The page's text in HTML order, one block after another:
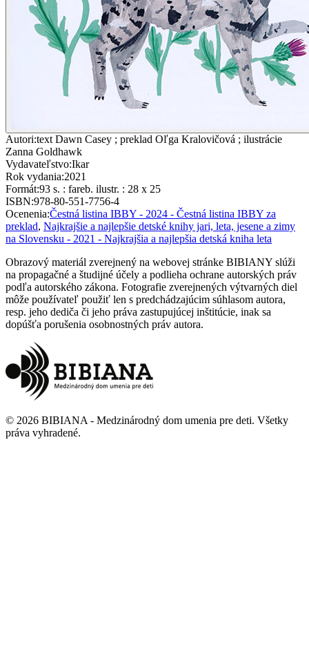
Autori:text Dawn Casey ; preklad Oľga Kralovičová ; ilustrácie
Zanna Goldhawk
Vydavateľstvo:Ikar
Rok vydania:2021
Formát:93 s. : fareb. ilustr. : 28 x 25
ISBN:978-80-551-7756-4
Ocenenia:Čestná listina IBBY - 2024 - Čestná listina IBBY za
preklad, Najkrajšie a najlepšie detské knihy jari, leta, jesene a zimy
na Slovensku - 2021 - Najkrajšia a najlepšia detská kniha leta
Obrazový materiál zverejnený na webovej stránke BIBIANY slúži
na propagačné a študijné účely a podlieha ochrane autorských práv
podľa autorského zákona. Fotografie zverejnených výtvarných diel
môže používateľ použiť len s predchádzajúcim súhlasom autora,
resp. jeho dediča či jeho práva zastupujúcej inštitúcie, inak sa
dopúšťa porušenia osobnostných práv autora.
© 2026 BIBIANA - Medzinárodný dom umenia pre deti. Všetky
práva vyhradené.